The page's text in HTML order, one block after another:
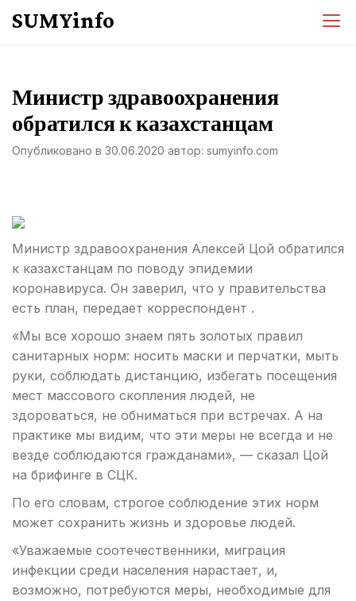
SUMYinfo
Министр здравоохранения
обратился к казахстанцам
Опубликовано в 30.06.2020 автор: sumyinfo.com
Министр здравоохранения Алексей Цой обратился
к казахстанцам по поводу эпидемии
коронавируса. Он заверил, что у правительства
есть план, передает корреспондент .
«Мы все хорошо знаем пять золотых правил
санитарных норм: носить маски и перчатки, мыть
руки, соблюдать дистанцию, избегать посещения
мест массового скопления людей, не
здороваться, не обниматься при встречах. А на
практике мы видим, что эти меры не всегда и не
везде соблюдаются гражданами», — сказал Цой
на брифинге в СЦК.
По его словам, строгое соблюдение этих норм
может сохранить жизнь и здоровье людей.
«Уважаемые соотечественники, миграция
инфекции среди населения нарастает, и,
возможно, потребуются меры, необходимые для